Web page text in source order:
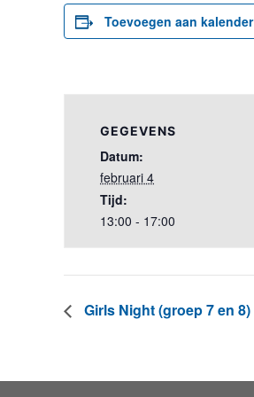
Toevoegen aan kalender
GEGEVENS
Datum:
februari 4
Tijd:
13:00 - 17:00
Girls Night (groep 7 en 8)